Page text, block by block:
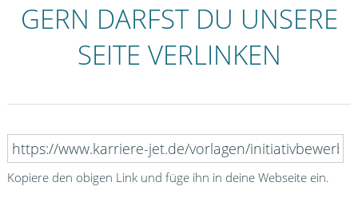
GERN DARFST DU UNSERE
SEITE VERLINKEN
Kopiere den obigen Link und füge ihn in deine Webseite ein.